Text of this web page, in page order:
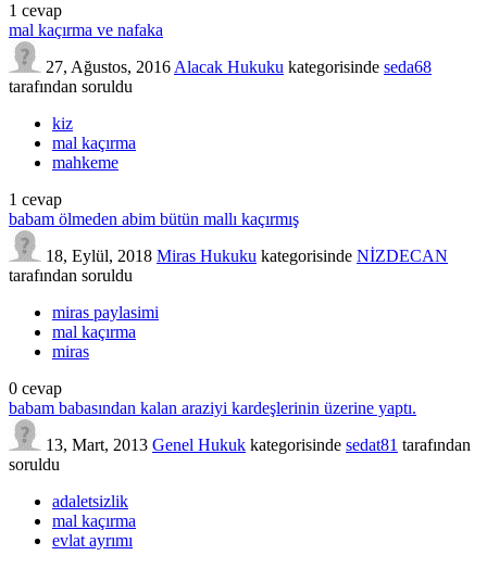
1 cevap
mal kaçırma ve nafaka
27, Ağustos, 2016Alacak Hukuku kategorisinde seda68
tarafından soruldu
kiz
mal kaçırma
mahkeme
1 cevap
babam ölmeden abim bütün mallı kaçırmış
18, Eylül, 2018 Miras Hukuku kategorisinde NİZDECAN
tarafından soruldu
miras paylasimi
mal kaçırma
miras
0 cevap
babam babasından kalan araziyi kardeşlerinin üzerine yaptı.
13, Mart, 2013 Genel Hukuk kategorisinde sedat81 tarafından
soruldu
adaletsizlik
mal kaçırma
evlat ayrımı